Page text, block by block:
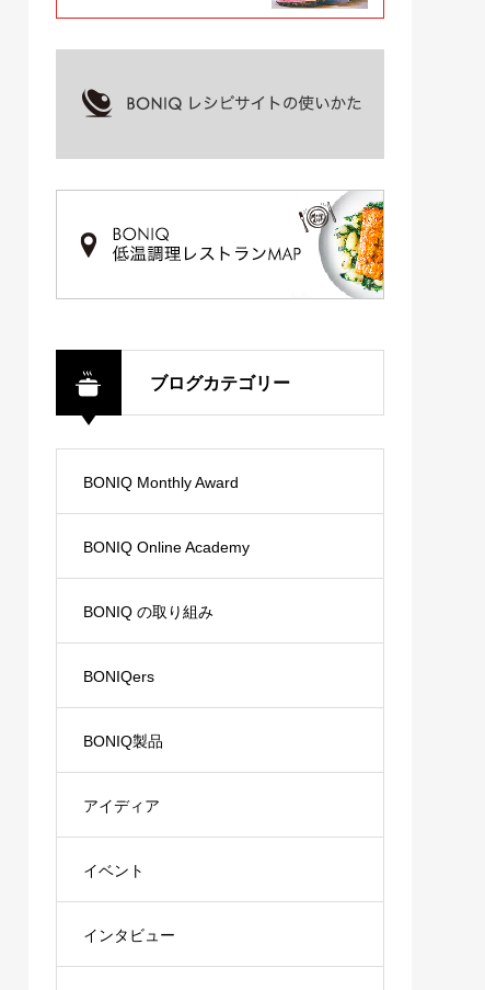
ブログカテゴリー
BONIQ Monthly Award
BONIQ Online Academy
BONIQ の取り組み
BONIQers
BONIQ製品
アイディア
イベント
インタビュー